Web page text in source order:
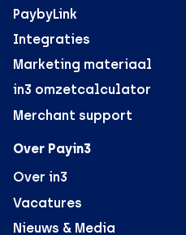
PaybyLink
Integraties
Marketing materiaal
in3 omzetcalculator
Merchant support
Over Payin3
Over in3
Vacatures
Nieuws & Media